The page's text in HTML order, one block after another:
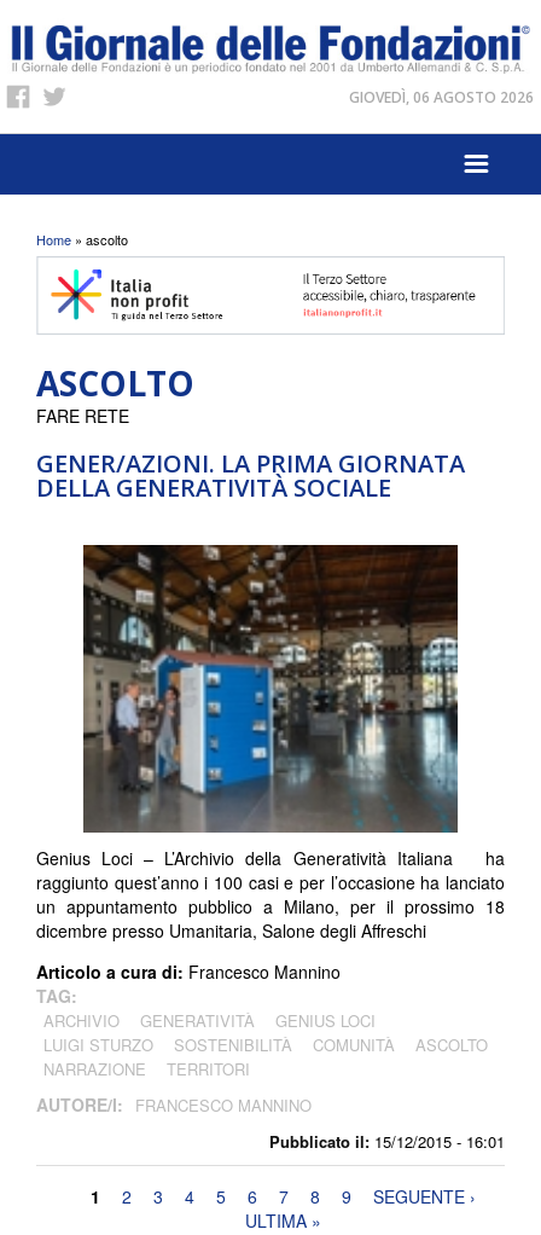
GIOVEDÌ, 06 AGOSTO 2026
Tu sei qui
Home » ascolto
ASCOLTO
GENER/AZIONI. LA PRIMA GIORNATA
DELLA GENERATIVITÀ SOCIALE
Pubblicato il: 15/12/2015 - 16:01
FARE RETE
Genius Loci – L’Archivio della Generatività Italiana ha
raggiunto quest’anno i 100 casi e per l’occasione ha lanciato
un appuntamento pubblico a Milano, per il prossimo 18
dicembre presso Umanitaria, Salone degli Affreschi
Articolo a cura di: Francesco Mannino
TAG:
ARCHIVIO GENERATIVITÀ
GENIUS LOCI
LUIGI STURZO
SOSTENIBILITÀ COMUNITÀ
ASCOLTO
NARRAZIONE
TERRITORI
AUTORE/I: FRANCESCO MANNINO
Pagine
1 2 3 4 5 6 7 8 9
SEGUENTE ›
ULTIMA »